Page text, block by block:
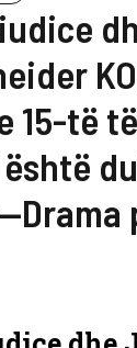
15-të të